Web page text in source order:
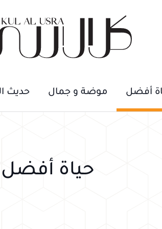
أفضل موضة و جمال حديث
حياة أفضل